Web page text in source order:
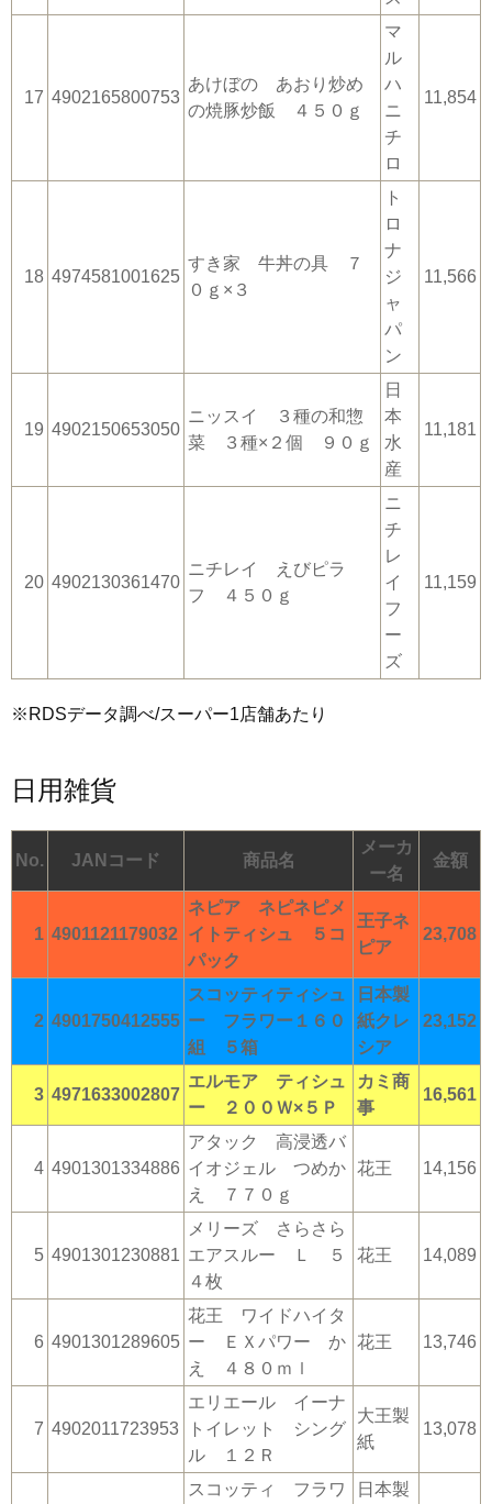
17 4902165800753
あけぼの あおり炒め
の焼豚炒飯 ４５０ｇ
マ
ル
ハ
ニ
チ
ロ
11,854
18 4974581001625
すき家 牛丼の具 ７
０ｇ×３
ト
ロ
ナ
ジ
ャ
パ
ン
11,566
19 4902150653050
ニッスイ ３種の和惣
菜 ３種×２個 ９０ｇ
日
本
水
産
11,181
20 4902130361470
ニチレイ えびピラ
フ ４５０ｇ
ニ
チ
レ
イ
フ
ー
ズ
11,159
※RDSデータ調べ/スーパー1店舗あたり
日用雑貨
No. JANコード 商品名
メーカ
ー名
金額
1 4901121179032
ネピア ネピネピメ
イトティシュ ５コ
パック
王子ネ
ピア
23,708
2 4901750412555
スコッティティシュ
ー フラワー１６０
組 ５箱
日本製
紙クレ
シア
23,152
3 4971633002807
エルモア ティシュ
ー ２００Ｗ×５Ｐ
カミ商
事
16,561
4 4901301334886
アタック 高浸透バ
イオジェル つめか
え ７７０ｇ
花王 14,156
5 4901301230881
メリーズ さらさら
エアスルー Ｌ ５
４枚
花王 14,089
6 4901301289605
花王 ワイドハイタ
ー ＥＸパワー か
え ４８０ｍｌ
花王 13,746
7 4902011723953
エリエール イーナ
トイレット シング
ル １２Ｒ
大王製
紙
13,078
スコッティ フラワ
日本製